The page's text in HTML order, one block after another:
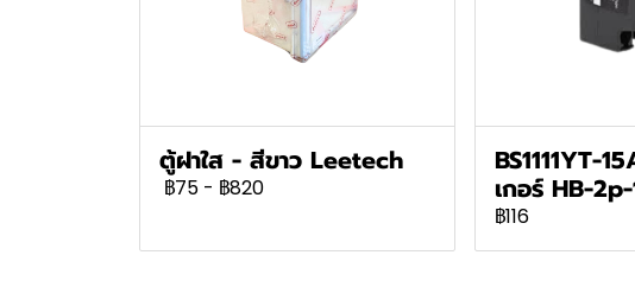
ตู้ฝาใส - สีขาว Leetech
฿75 - ฿820
BS1111YT-
เกอร์ HB-
฿116